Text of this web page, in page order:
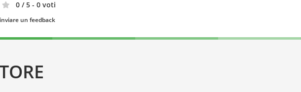
0 / 5 - 0 voti
un feedback